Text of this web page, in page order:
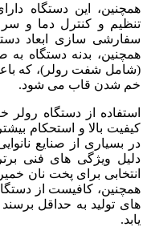
همچنین، این دستگاه
تنظیم و کنترل دما و
سفارشی سازی ابعاد
همچنین، بدنه دستگاه
(شامل شفت رولر)، که
خم شدن قاب می شود.
کیفیت بالا و استحکام
در بسیاری از صنایع
دلیل ویژگی های فنی
انتخابی برای پخت نان
همچنین، کافیست از
های تولید به حداقل
یابد.